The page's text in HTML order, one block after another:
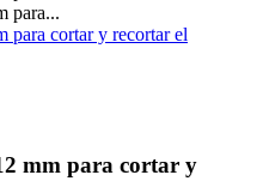
mm para cortar y